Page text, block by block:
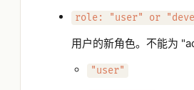
role: "user" or
用户的新角色。不能为
"user"